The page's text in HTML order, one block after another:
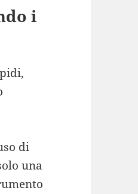
i
di
una